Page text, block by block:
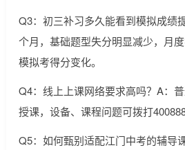
Q3：初三补习多久能看到模拟成绩
个月，基础题型失分明显减少，月
模拟考得分变化。
Q4：线上上课网络要求高吗？A：
授课，设备、课程问题可拨打
Q5：如何甄别适配江门中考的辅导